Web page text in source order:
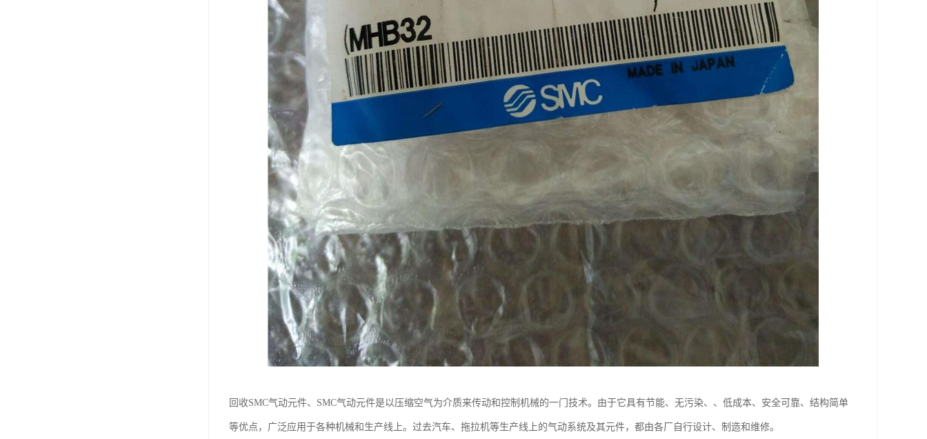
回收SMC气动元件、SMC气动元件是以压缩空气为介质来传动和控制机械的一门技术。由于它具有节能、无污染、、低成本、安全可靠、结构简单
等优点，广泛应用于各种机械和生产线上。过去汽车、拖拉机等生产线上的气动系统及其元件，都由各厂自行设计、制造和维修。